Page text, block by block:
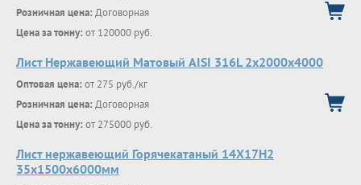
Розничная цена: Договорная
Цена за тонну: от 120000 руб.
Лист Нержавеющий Матовый AISI 316L 2х2000х4000
Оптовая цена: от 275 руб./кг
Розничная цена: Договорная
Цена за тонну: от 275000 руб.
Лист нержавеющий Горячекатаный 14Х17Н2
35x1500x6000мм